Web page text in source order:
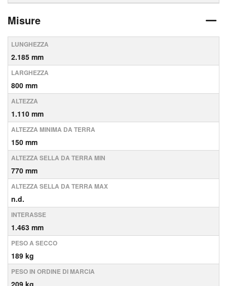
Misure
LUNGHEZZA
2.185 mm
LARGHEZZA
800 mm
ALTEZZA
1.110 mm
ALTEZZA MINIMA DA TERRA
150 mm
ALTEZZA SELLA DA TERRA MIN
770 mm
ALTEZZA SELLA DA TERRA MAX
n.d.
INTERASSE
1.463 mm
PESO A SECCO
189 kg
PESO IN ORDINE DI MARCIA
209 kg